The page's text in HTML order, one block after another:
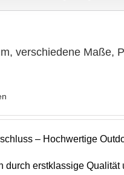
verschiedene Maße,
– Hochwertige
durch erstklassige